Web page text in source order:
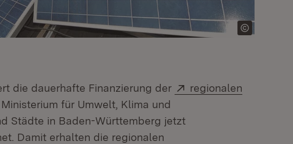
die dauerhafte Finanzierung der Extern:
regionalen
für Umwelt, Klima und
Städte in Baden-Württemberg jetzt
Damit erhalten die regionalen